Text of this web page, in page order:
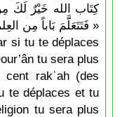
كِتَاب الله خَيْرٌ لَكَ
فَتَتَعَلَّمَ بَاباً مِن
si tu te déplaces
tu sera plus
rakʿah (des
te déplaces et tu
tu sera plus